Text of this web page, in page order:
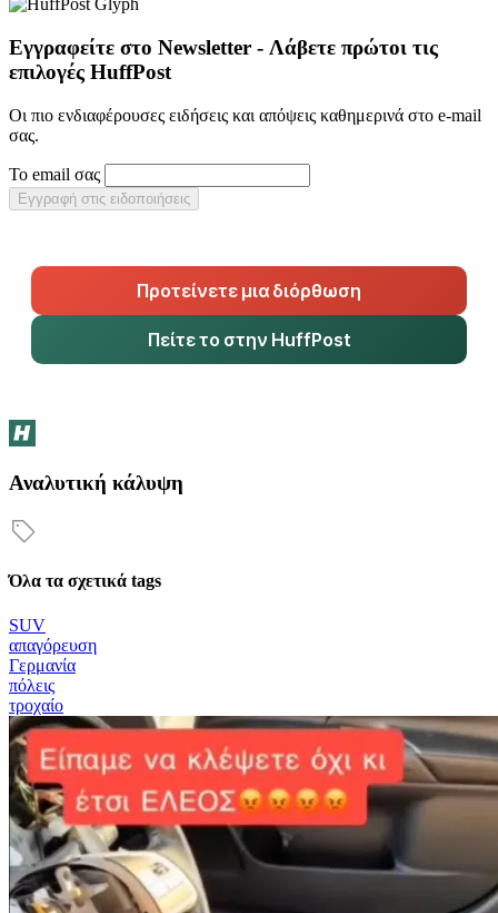
Εγγραφείτε στο Newsletter - Λάβετε πρώτοι τις
επιλογές HuffPost
Οι πιο ενδιαφέρουσες ειδήσεις και απόψεις καθημερινά στο e-mail
σας.
Το email σας
Εγγραφή στις ειδοποιήσεις
Προτείνετε μια διόρθωση
Πείτε το στην HuffPost
Αναλυτική κάλυψη
Όλα τα σχετικά tags
SUV
απαγόρευση
Γερμανία
πόλεις
τροχαίο